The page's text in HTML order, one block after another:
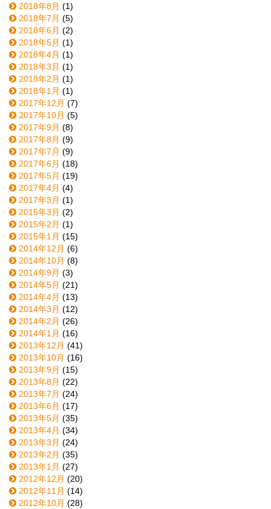
2018年8月 (1)
2018年7月 (5)
2018年6月 (2)
2018年5月 (1)
2018年4月 (1)
2018年3月 (1)
2018年2月 (1)
2018年1月 (1)
2017年12月 (7)
2017年10月 (5)
2017年9月 (8)
2017年8月 (9)
2017年7月 (9)
2017年6月 (18)
2017年5月 (19)
2017年4月 (4)
2017年3月 (1)
2015年3月 (2)
2015年2月 (1)
2015年1月 (15)
2014年12月 (6)
2014年10月 (8)
2014年9月 (3)
2014年5月 (21)
2014年4月 (13)
2014年3月 (12)
2014年2月 (26)
2014年1月 (16)
2013年12月 (41)
2013年10月 (16)
2013年9月 (15)
2013年8月 (22)
2013年7月 (24)
2013年6月 (17)
2013年5月 (35)
2013年4月 (34)
2013年3月 (24)
2013年2月 (35)
2013年1月 (27)
2012年12月 (20)
2012年11月 (14)
2012年10月 (28)